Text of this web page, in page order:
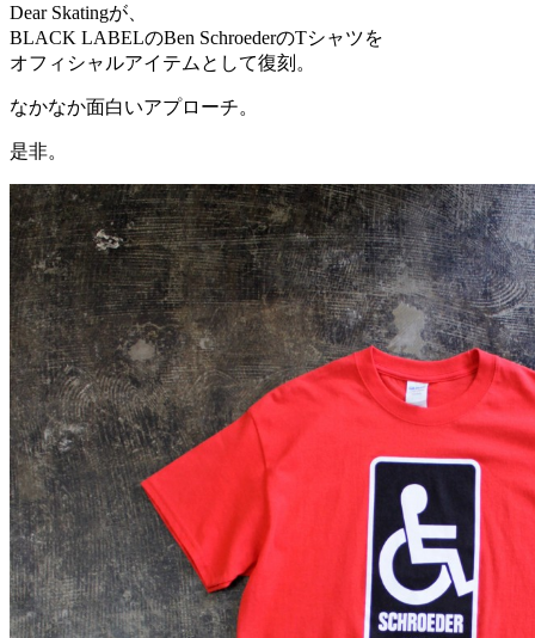
Dear Skatingが、
BLACK LABELのBen SchroederのTシャツを
オフィシャルアイテムとして復刻。
なかなか面白いアプローチ。
是非。